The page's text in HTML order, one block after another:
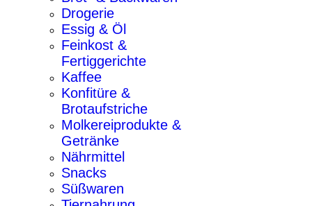
Drogerie
Essig & Öl
Feinkost &
Fertiggerichte
Kaffee
Konfitüre &
Brotaufstriche
Molkereiprodukte &
Getränke
Nährmittel
Snacks
Süßwaren